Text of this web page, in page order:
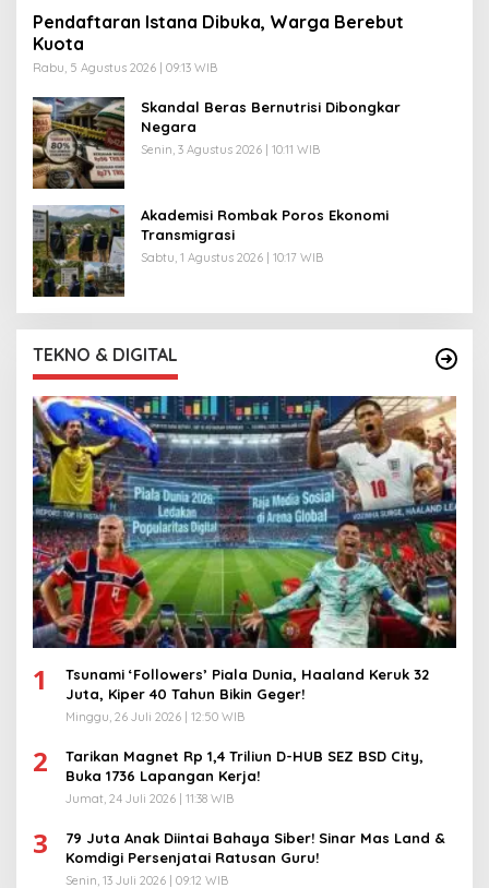
Pendaftaran Istana Dibuka, Warga Berebut
Kuota
Rabu, 5 Agustus 2026 | 09:13 WIB
Skandal Beras Bernutrisi Dibongkar
Negara
Senin, 3 Agustus 2026 | 10:11 WIB
Akademisi Rombak Poros Ekonomi
Transmigrasi
Sabtu, 1 Agustus 2026 | 10:17 WIB
TEKNO & DIGITAL
1
Tsunami ‘Followers’ Piala Dunia, Haaland Keruk 32
Juta, Kiper 40 Tahun Bikin Geger!
Minggu, 26 Juli 2026 | 12:50 WIB
2
Tarikan Magnet Rp 1,4 Triliun D-HUB SEZ BSD City,
Buka 1736 Lapangan Kerja!
Jumat, 24 Juli 2026 | 11:38 WIB
3
79 Juta Anak Diintai Bahaya Siber! Sinar Mas Land &
Komdigi Persenjatai Ratusan Guru!
Senin, 13 Juli 2026 | 09:12 WIB